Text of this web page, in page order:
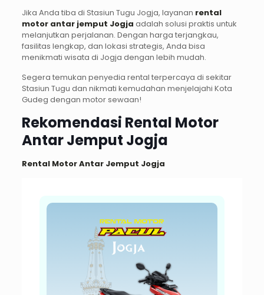
Jika Anda tiba di Stasiun Tugu Jogja, layanan rental
motor antar jemput Jogja adalah solusi praktis untuk
melanjutkan perjalanan. Dengan harga terjangkau,
fasilitas lengkap, dan lokasi strategis, Anda bisa
menikmati wisata di Jogja dengan lebih mudah.
Segera temukan penyedia rental terpercaya di sekitar
Stasiun Tugu dan nikmati kemudahan menjelajahi Kota
Gudeg dengan motor sewaan!
Rekomendasi Rental Motor
Antar Jemput Jogja
Rental Motor Antar Jemput Jogja